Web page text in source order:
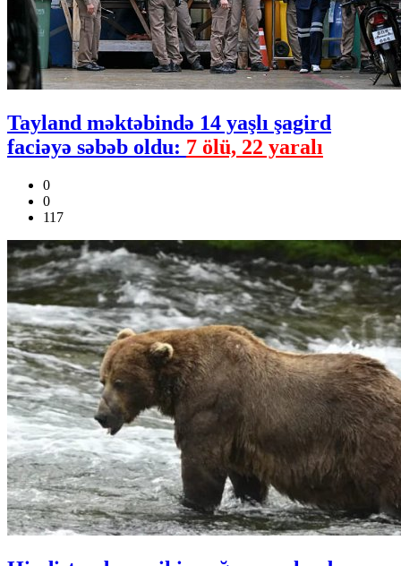
Tayland məktəbində 14 yaşlı şagird
faciəyə səbəb oldu: 7 ölü, 22 yaralı
0
0
117